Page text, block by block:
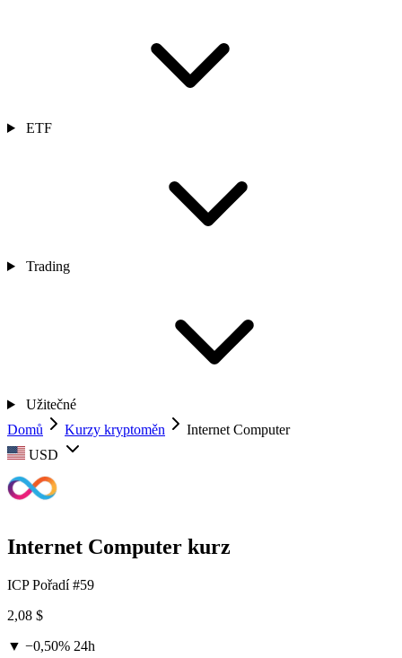
ETF
Trading
Užitečné
Domů
Kurzy kryptoměn
Internet Computer
USD
Internet Computer kurz
ICP Pořadí #59
2,08 $
▼ −0,50% 24h